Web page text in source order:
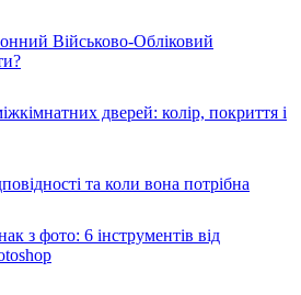
Військово-Обліковий
дверей: колір, покриття і
та коли вона потрібна
з фото: 6 інструментів від